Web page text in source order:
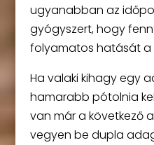
ugyanabban az
gyógyszert, hogy
folyamatos hatását a
Ha valaki kihagy egy
hamarabb pótolnia
van már a következő
vegyen be dupla